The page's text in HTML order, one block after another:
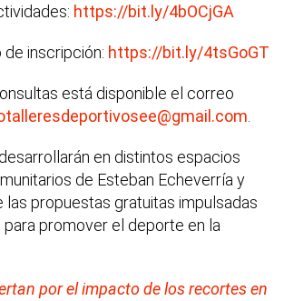
https://bit.ly/4bOCjGA
de inscripción: https://bit.ly/4tsGoGT
está disponible el correo
.
en distintos espacios
de Esteban Echeverría y
las propuestas gratuitas impulsadas
promover el deporte en la
por el impacto de los recortes en